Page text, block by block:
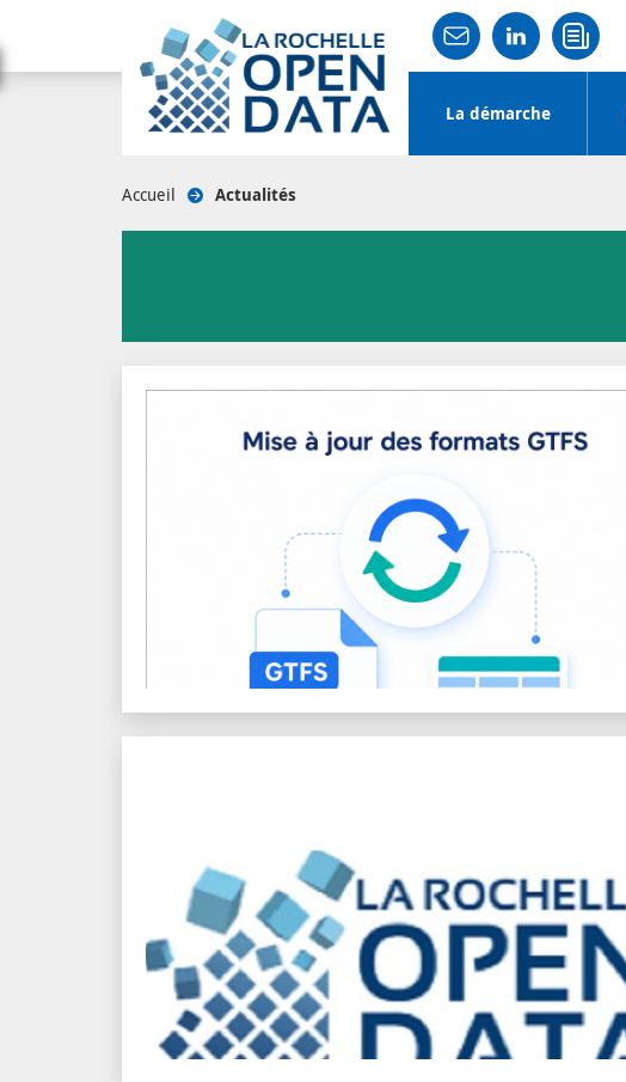
La démarche
account
Accueil Actualités